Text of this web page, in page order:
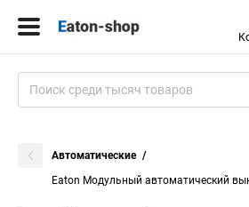
Автоматические
Eaton Модульный автоматический